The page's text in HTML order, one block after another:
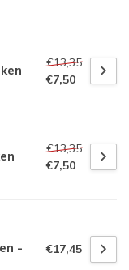
€13,35
€7,50
€13,35
€7,50
- €17,45